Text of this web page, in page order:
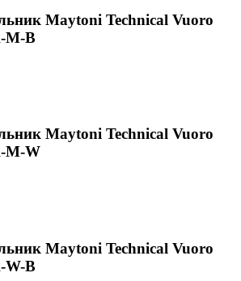
Maytoni Technical Vuoro
M-B
Maytoni Technical Vuoro
M-W
Maytoni Technical Vuoro
W-B